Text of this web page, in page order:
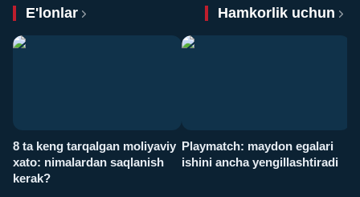
E'lonlar Hamkorlik uchun
8 ta keng tarqalgan moliyaviy
xato: nimalardan saqlanish
kerak?
Playmatch: maydon egalari
ishini ancha yengillashtiradi